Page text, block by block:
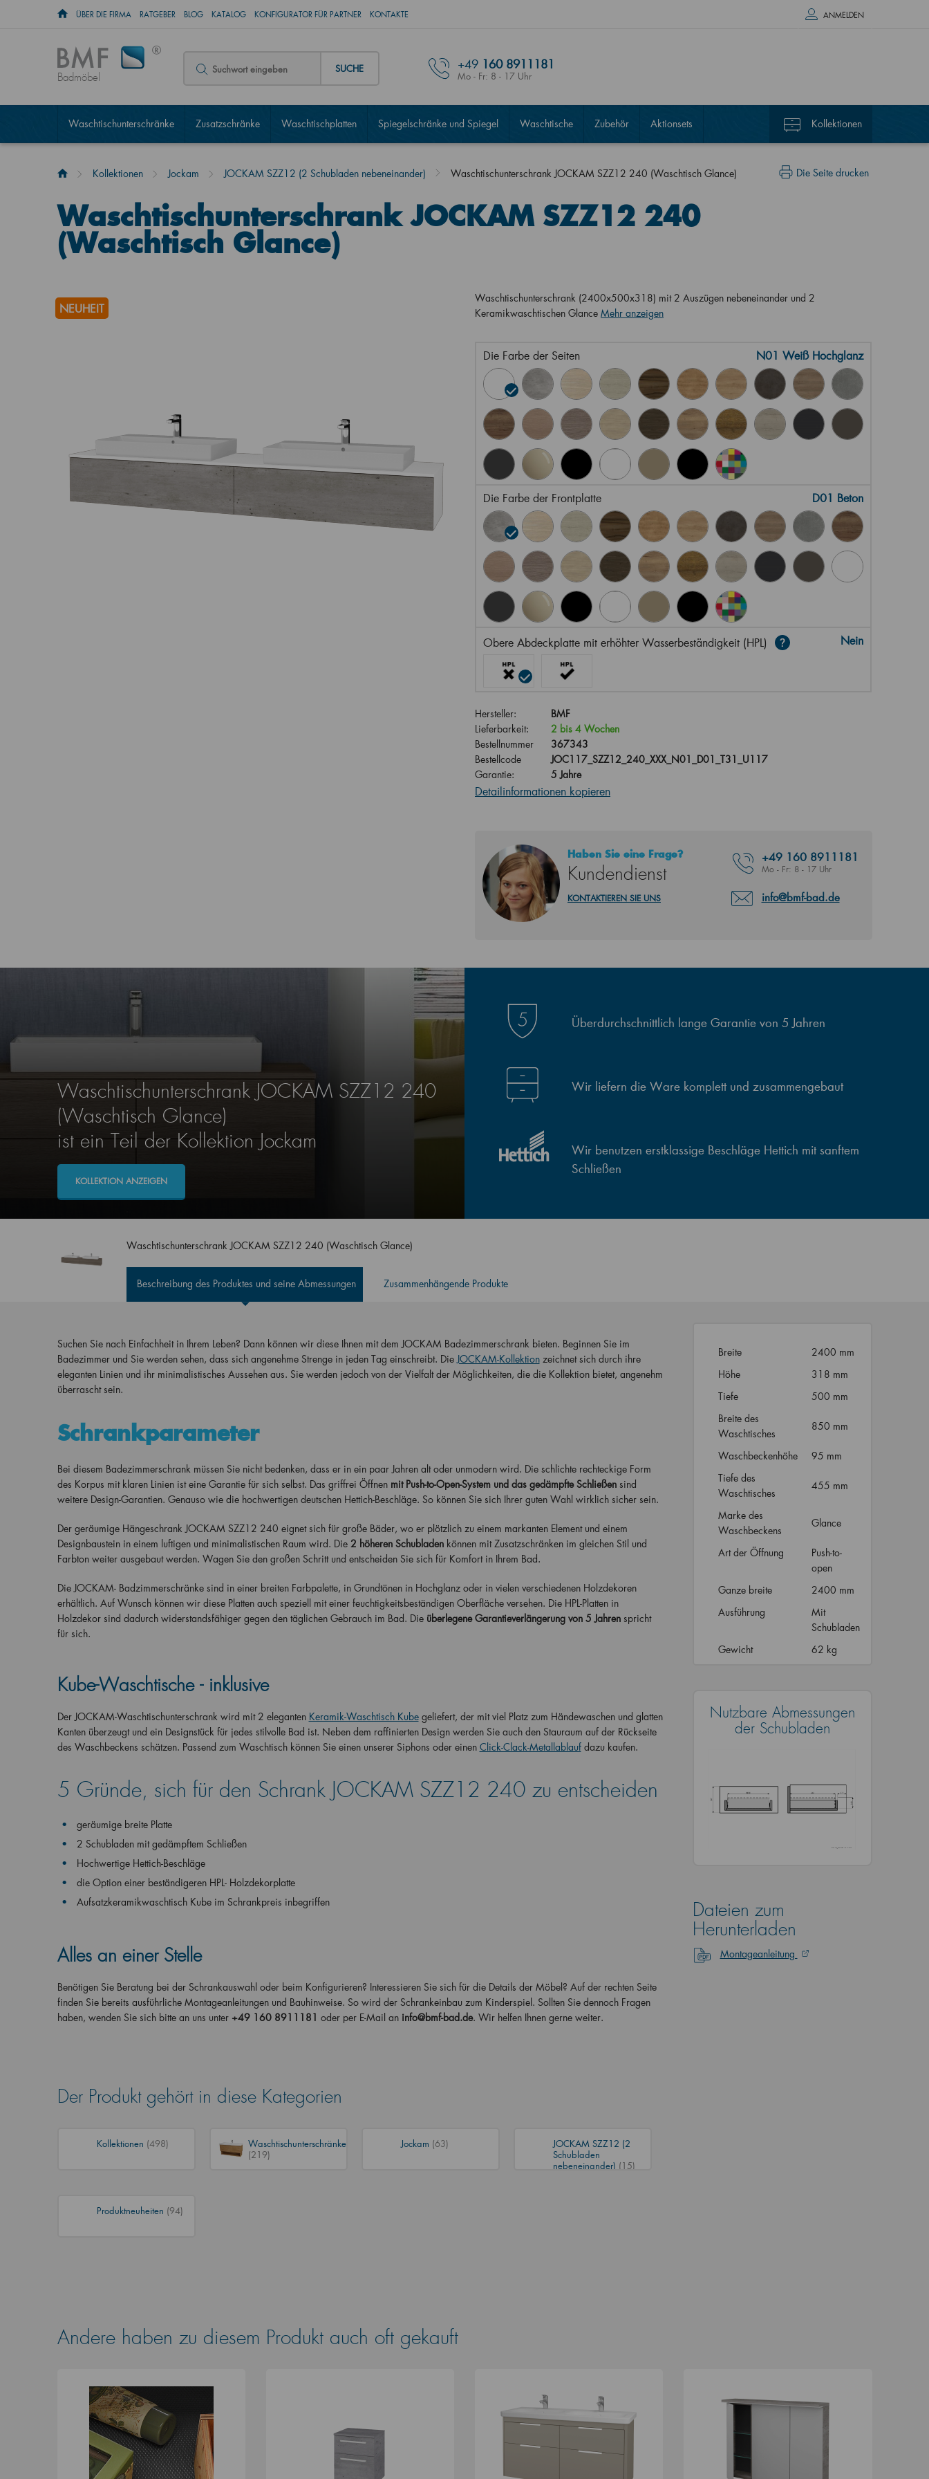
ÜBER DIE FIRMA RATGEBER BLOG KATALOG KONFIGURATOR FÜR PARTNER KONTAKTE ANMELDEN
Badmöbel
SUCHE +49 160 8911181
Mo - Fr: 8 - 17 Uhr
Waschtischunterschränke Zusatzschränke Waschtischplatten Spiegelschränke und Spiegel Waschtische Zubehör Aktionsets Kollektionen
Die Seite drucken
Kollektionen Jockam JOCKAM SZZ12 (2 Schubladen nebeneinander) Waschtischunterschrank JOCKAM SZZ12 240 (Waschtisch Glance)
Waschtischunterschrank JOCKAM SZZ12 240
(Waschtisch Glance)
NEUHEIT
Waschtischunterschrank (2400x500x318) mit 2 Auszügen nebeneinander und 2
Keramikwaschtischen Glance Mehr anzeigen
Die Farbe der Seiten N01 Weiß Hochglanz
Die Farbe der Frontplatte D01 Beton
Obere Abdeckplatte mit erhöhter Wasserbeständigkeit (HPL) Nein
Hersteller:
BMF
Lieferbarkeit:
2 bis 4 Wochen
Bestellnummer
367343
Bestellcode
JOC117_SZZ12_240_XXX_N01_D01_T31_U117
Garantie:
5 Jahre
Detailinformationen kopieren
Haben Sie eine Frage?
Kundendienst
+49 160 8911181
Mo - Fr: 8 - 17 Uhr
info@bmf-bad.de
KONTAKTIEREN SIE UNS
Waschtischunterschrank JOCKAM SZZ12 240
(Waschtisch Glance)
ist ein Teil der Kollektion Jockam
KOLLEKTION ANZEIGEN
Überdurchschnittlich lange Garantie von 5 Jahren
Wir liefern die Ware komplett und zusammengebaut
Wir benutzen erstklassige Beschläge Hettich mit sanftem
Schließen
Waschtischunterschrank JOCKAM SZZ12 240 (Waschtisch Glance)
Beschreibung des Produktes und seine Abmessungen Zusammenhängende Produkte
Suchen Sie nach Einfachheit in Ihrem Leben? Dann können wir diese Ihnen mit dem JOCKAM Badezimmerschrank bieten. Beginnen Sie im
Badezimmer und Sie werden sehen, dass sich angenehme Strenge in jeden Tag einschreibt. Die JOCKAM-Kollektion zeichnet sich durch ihre
eleganten Linien und ihr minimalistisches Aussehen aus. Sie werden jedoch von der Vielfalt der Möglichkeiten, die die Kollektion bietet, angenehm
überrascht sein.
Schrankparameter
Bei diesem Badezimmerschrank müssen Sie nicht bedenken, dass er in ein paar Jahren alt oder unmodern wird. Die schlichte rechteckige Form
des Korpus mit klaren Linien ist eine Garantie für sich selbst. Das griffrei Öffnen mit Push-to-Open-System und das gedämpfte Schließen sind
weitere Design-Garantien. Genauso wie die hochwertigen deutschen Hettich-Beschläge. So können Sie sich Ihrer guten Wahl wirklich sicher sein.
Der geräumige Hängeschrank JOCKAM SZZ12 240 eignet sich für große Bäder, wo er plötzlich zu einem markanten Element und einem
Designbaustein in einem luftigen und minimalistischen Raum wird. Die 2 höheren Schubladen können mit Zusatzschränken im gleichen Stil und
Farbton weiter ausgebaut werden. Wagen Sie den großen Schritt und entscheiden Sie sich für Komfort in Ihrem Bad.
Die JOCKAM- Badzimmerschränke sind in einer breiten Farbpalette, in Grundtönen in Hochglanz oder in vielen verschiedenen Holzdekoren
erhältlich. Auf Wunsch können wir diese Platten auch speziell mit einer feuchtigkeitsbeständigen Oberfläche versehen. Die HPL-Platten in
Holzdekor sind dadurch widerstandsfähiger gegen den täglichen Gebrauch im Bad. Die überlegene Garantieverlängerung von 5 Jahren spricht
für sich.
Kube-Waschtische - inklusive
Der JOCKAM-Waschtischunterschrank wird mit 2 eleganten Keramik-Waschtisch Kube geliefert, der mit viel Platz zum Händewaschen und glatten
Kanten überzeugt und ein Designstück für jedes stilvolle Bad ist. Neben dem raffinierten Design werden Sie auch den Stauraum auf der Rückseite
des Waschbeckens schätzen. Passend zum Waschtisch können Sie einen unserer Siphons oder einen Click-Clack-Metallablauf dazu kaufen.
5 Gründe, sich für den Schrank JOCKAM SZZ12 240 zu entscheiden
geräumige breite Platte
2 Schubladen mit gedämpftem Schließen
Hochwertige Hettich-Beschläge
die Option einer beständigeren HPL- Holzdekorplatte
Aufsatzkeramikwaschtisch Kube im Schrankpreis inbegriffen
Alles an einer Stelle
Benötigen Sie Beratung bei der Schrankauswahl oder beim Konfigurieren? Interessieren Sie sich für die Details der Möbel? Auf der rechten Seite
finden Sie bereits ausführliche Montageanleitungen und Bauhinweise. So wird der Schrankeinbau zum Kinderspiel. Sollten Sie dennoch Fragen
haben, wenden Sie sich bitte an uns unter +49 160 8911181 oder per E-Mail an info@bmf-bad.de. Wir helfen Ihnen gerne weiter.
Der Produkt gehört in diese Kategorien
Kollektionen (498)
Waschtischunterschränke
(219)
Jockam (63)
JOCKAM SZZ12 (2
Schubladen
nebeneinander) (15)
Produktneuheiten (94)
Breite
2400 mm
Höhe
318 mm
Tiefe
500 mm
Breite des
Waschtisches
850 mm
Waschbeckenhöhe
95 mm
Tiefe des
Waschtisches
455 mm
Marke des
Waschbeckens
Glance
Art der Öffnung
Push-to-
open
Ganze breite
2400 mm
Ausführung
Mit
Schubladen
Gewicht
62 kg
Nutzbare Abmessungen
der Schubladen
Dateien zum
Herunterladen
Montageanleitung
Andere haben zu diesem Produkt auch oft gekauft